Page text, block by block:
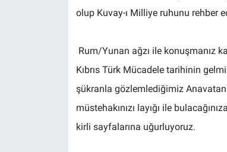
olup Kuvay-ı Milliye ruhunu rehber
Rum/Yunan ağzı ile konuşmanız
Kıbrıs Türk Mücadele tarihinin
şükranla gözlemlediğimiz
müstehakınızı layığı ile
kirli sayfalarına uğurluyoruz.